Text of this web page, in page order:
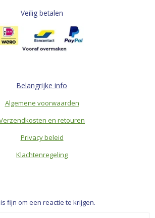
Veilig betalen
Belangrijke info
Algemene voorwaarden
en retouren
Privacy beleid
Klachtenregeling
fijn om een reactie te krijgen.